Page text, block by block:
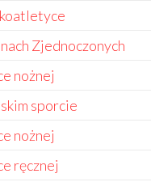
Zjednoczonych
nożnej
sporcie
nożnej
ręcznej